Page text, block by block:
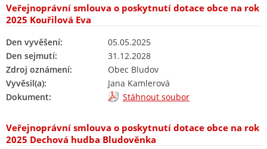
Veřejnoprávní smlouva o poskytnutí dotace obce na rok
2025 Kouřilová Eva
Den vyvěšení:
05.05.2025
Den sejmutí:
31.12.2028
Zdroj oznámení:
Obec Bludov
Vyvěsil(a):
Jana Kamlerová
Dokument:
Stáhnout soubor
Veřejnoprávní smlouva o poskytnutí dotace obce na rok
2025 Dechová hudba Bludověnka